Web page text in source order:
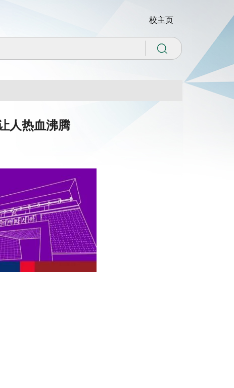
校主页
人热血沸腾